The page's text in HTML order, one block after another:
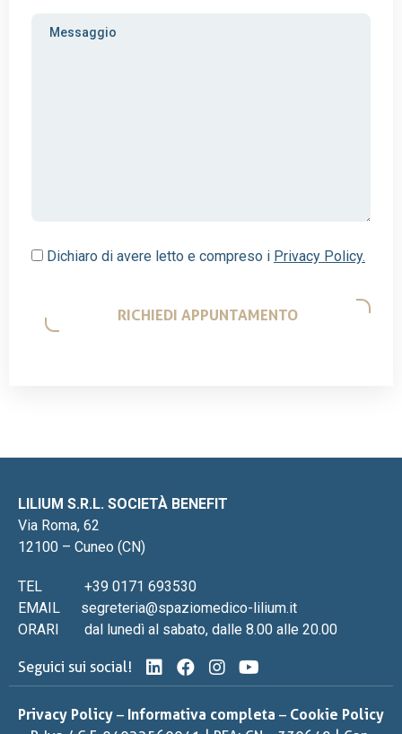
Dichiaro di avere letto e compreso i Privacy Policy.
LILIUM S.R.L. SOCIETÀ BENEFIT
Via Roma, 62
12100 – Cuneo (CN)
TEL
+39 0171 693530
EMAIL
segreteria@spaziomedico-lilium.it
ORARI
dal lunedì al sabato, dalle 8.00 alle 20.00
Seguici sui social!
Privacy Policy – Informativa completa – Cookie Policy